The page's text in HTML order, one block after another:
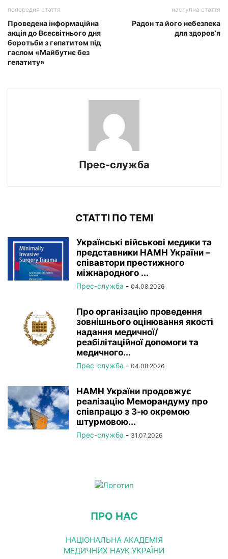
попередня стаття
Проведена інформаційна
акція до Всесвітнього дня
боротьби з гепатитом під
гаслом «Майбутнє без
гепатиту»
наступна стаття
Радон та його небезпека
для здоров’я
Прес-служба
СТАТТІ ПО ТЕМІ
Українські військові медики та
представники НАМН України –
співавтори престижного
міжнародного ...
Прес-служба - 04.08.2026
Про організацію проведення
зовнішнього оцінювання якості
надання медичної/
реабілітаційної допомоги та
медичного...
Прес-служба - 04.08.2026
НАМН України продовжує
реалізацію Меморандуму про
співпрацю з 3-ю окремою
штурмовою...
Прес-служба - 31.07.2026
ПРО НАС
НАЦІОНАЛЬНА АКАДЕМІЯ
МЕДИЧНИХ НАУК УКРАЇНИ